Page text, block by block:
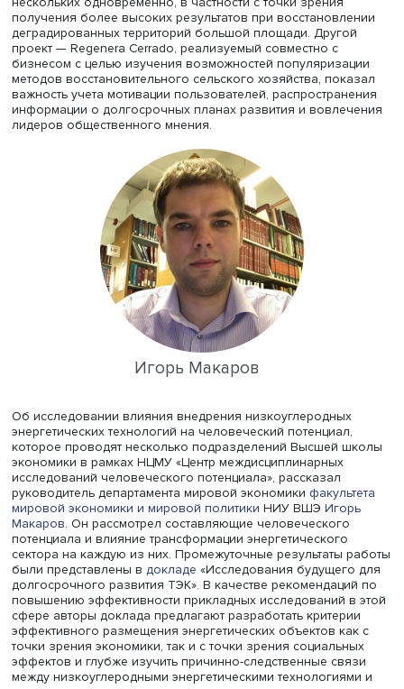
На нюансах оценивания экономической
проектов по энергетическому переходу сфокусировала
внимание в своем докладеНуркан Килинч Ата, старший
научный сотрудник ЛИНТ ИСИЭЗ НИУ ВШЭ, доцент
Университета Аль-Касимия (ОАЭ). Представив для
энергетических технологий варианты оценки их
глобальном, национальном масштабе и на уровне
домохозяйств, она подчеркнула важность комплексной
оценки таких проектов с применением разных
количественных методов (например,
оптимизационного моделирования, анализа затрат —
выпуска, затрат — выгод и анализа полного
цикла). По ее словам, одни и те же проекты по
энергопереходу при применении одного метода оценки
оказывались экономически привлекательными, а при
моделировании иных аспектов — убыточными.
Кристиано Франка да Кунья, профессор Университета
Кампинаса (Бразилия), показал значимость учета
факторов наряду с экономическими при оценке общей
успешности инициатив в области устойчивого развития.
Данный тезис он проиллюстрировал на примере двух
в лесном и сельском хозяйстве Бразилии. В одном, где
изучалось влияние платежей за экосистемные услуги
территории бразильского атлантического леса, авторы
пришли к выводу, что наибольшие эффекты дает
использование одного экологического сбора, а не
нескольких одновременно, в частности с точки зрения
получения более высоких результатов при
деградированных территорий большой площади.
проект — Regenera Cerrado, реализуемый совместно с
бизнесом с целью изучения возможностей
методов восстановительного сельского хозяйства,
важность учета мотивации пользователей,
информации о долгосрочных планах развития и
лидеров общественного мнения.